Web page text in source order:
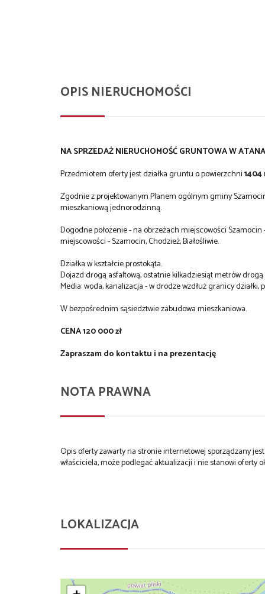
OPIS NIERUCHOMOŚCI
NA SPRZEDAŻ NIERUCHOMOŚĆ GRUNTOWA W
Przedmiotem oferty jest działka gruntu o powierzchni1404
Zgodnie z projektowanym Planem ogólnym gminy
mieszkaniową jednorodzinną.
Dogodne położenie - na obrzeżach miejscowości
miejscowości - Szamocin, Chodzież, Białośliwie.
Działka w kształcie prostokąta.
Dojazd drogą asfaltową, ostatnie kilkadziesiąt metrów
Media: woda, kanalizacja - w drodze wzdłuż granicy
W bezpośrednim sąsiedztwie zabudowa mieszkaniowa.
CENA 120 000 zł
Zapraszam do kontaktu i na prezentację
NOTA PRAWNA
Opis oferty zawarty na stronie internetowej sporządzany
właściciela, może podlegać aktualizacji i nie stanowi oferty
LOKALIZACJA